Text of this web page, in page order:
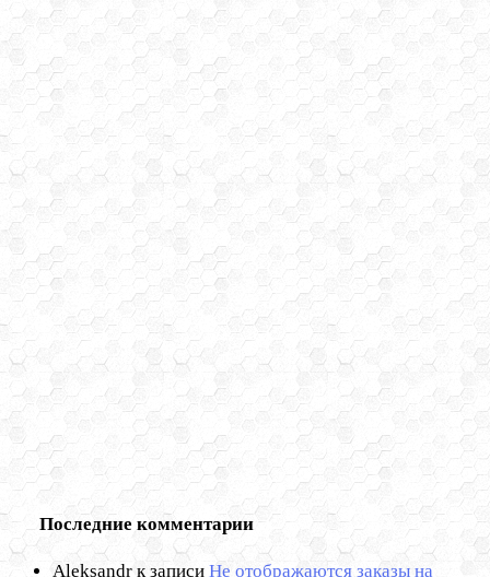
Последние комментарии
Aleksandr к записи Не отображаются заказы на